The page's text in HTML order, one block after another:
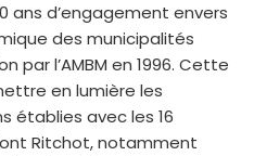
ans d’engagement envers
des municipalités
par l’AMBM en 1996. Cette
en lumière les
établies avec les 16
Ritchot, notamment